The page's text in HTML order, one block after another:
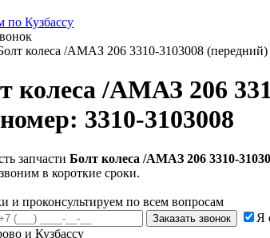
по Кузбассу
колеса /АМАЗ 206 3310-3103008 (передний)
колеса /АМАЗ 206
3310-3103008
запчасти Болт колеса /АМАЗ 206 3310-
в короткие сроки.
и проконсультируем по всем вопросам
Заказать звонок Я